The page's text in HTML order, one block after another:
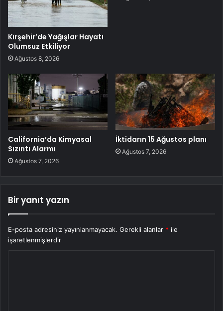
Kırşehir’de Yağışlar Hayatı
Olumsuz Etkiliyor
Ağustos 8, 2026
California’da Kimyasal
Sızıntı Alarmı
Ağustos 7, 2026
İktidarın 15 Ağustos planı
Ağustos 7, 2026
Bir yanıt yazın
E-posta adresiniz yayınlanmayacak. Gerekli alanlar * ile
işaretlenmişlerdir